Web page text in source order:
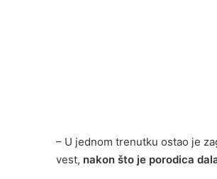
– U jednom trenutku ostao je
vest, nakon što je porodica